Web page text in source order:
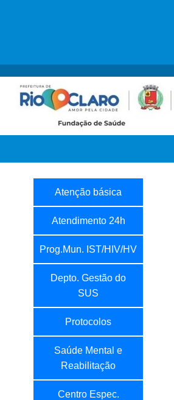
Atenção básica
Atendimento 24h
Prog.Mun. IST/HIV/HV
Depto. Gestão do
SUS
Protocolos
Saúde Mental e
Reabilitação
Centro Espec.